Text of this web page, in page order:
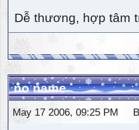
Dễ thương, hợp tâm
no name
May 17 2006, 09:25 PM